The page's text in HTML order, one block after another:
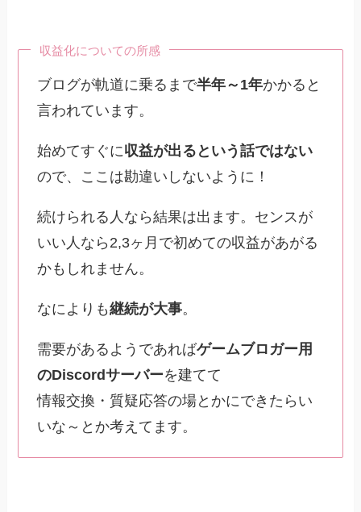
収益化についての所感
ブログが軌道に乗るまで半年～1年かかると
言われています。
始めてすぐに収益が出るという話ではない
ので、ここは勘違いしないように！
続けられる人なら結果は出ます。センスが
いい人なら2,3ヶ月で初めての収益があがる
かもしれません。
なによりも継続が大事。
需要があるようであればゲームブロガー用
のDiscordサーバーを建てて
情報交換・質疑応答の場とかにできたらい
いな～とか考えてます。